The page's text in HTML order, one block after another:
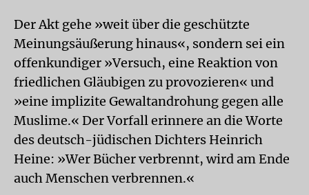
Der Akt gehe »weit über die geschützte
Meinungsäußerung hinaus«, sondern sei ein
offenkundiger »Versuch, eine Reaktion von
friedlichen Gläubigen zu provozieren« und
»eine implizite Gewaltandrohung gegen alle
Muslime.« Der Vorfall erinnere an die Worte
des deutsch-jüdischen Dichters Heinrich
Heine: »Wer Bücher verbrennt, wird am Ende
auch Menschen verbrennen.«